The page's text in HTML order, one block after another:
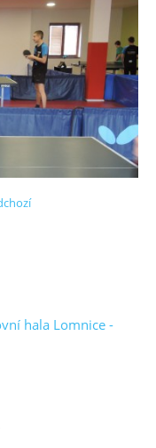
hala Lomnice -